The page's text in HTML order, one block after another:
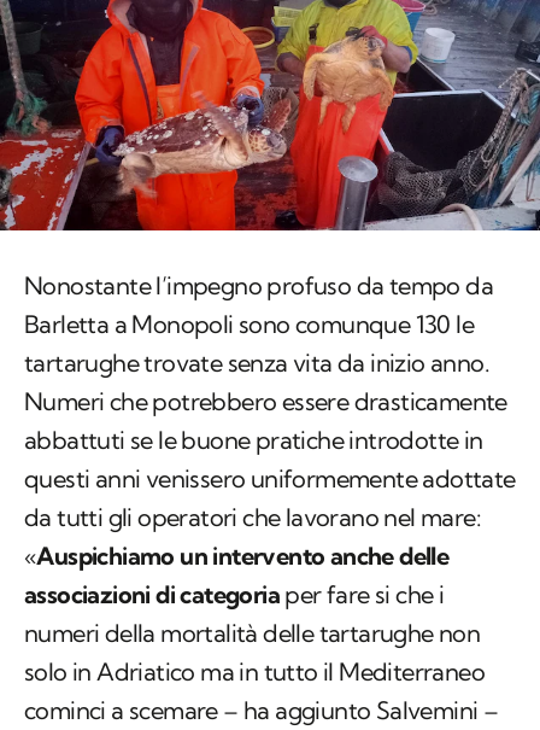
Nonostante l’impegno profuso da tempo da
Barletta a Monopoli sono comunque 130 le
tartarughe trovate senza vita da inizio anno.
Numeri che potrebbero essere drasticamente
abbattuti se le buone pratiche introdotte in
questi anni venissero uniformemente adottate
da tutti gli operatori che lavorano nel mare:
«Auspichiamo un intervento anche delle
associazioni di categoria per fare si che i
numeri della mortalità delle tartarughe non
solo in Adriatico ma in tutto il Mediterraneo
cominci a scemare – ha aggiunto Salvemini –